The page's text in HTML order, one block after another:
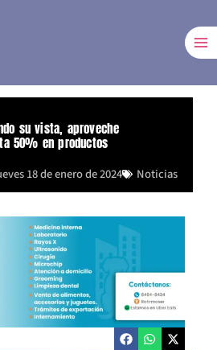
su vista, aproveche
50% en productos
18 de enero de 2024 Noticias